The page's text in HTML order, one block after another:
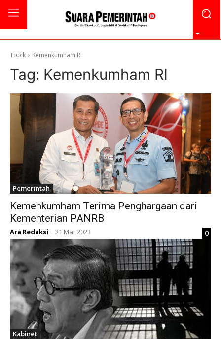
Topik Kemenkumham RI
Tag: Kemenkumham RI
Pemerintah
Kemenkumham Terima Penghargaan dari
Kementerian PANRB
Ara Redaksi - 21 Mar 2023 0
Kabinet